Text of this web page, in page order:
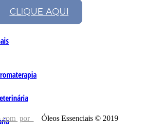
Caseiras
CLIQUE AQUI
com por Óleos Essenciais © 2019